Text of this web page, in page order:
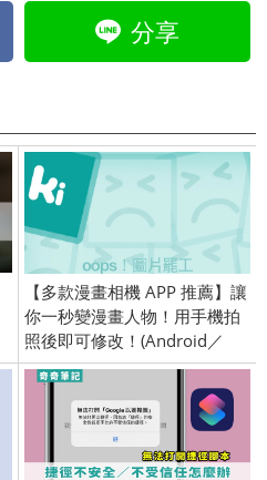
分享
【多款漫畫相機 APP 推薦】讓
你一秒變漫畫人物！用手機拍
照後即可修改！(Android／
iPhone iOS)